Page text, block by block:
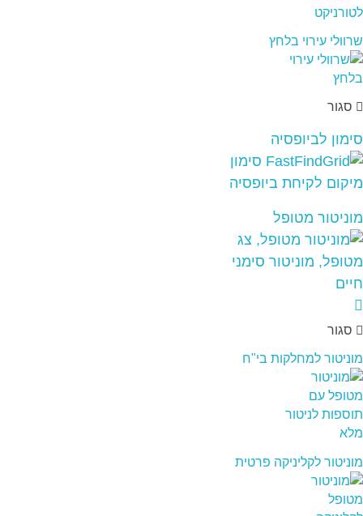
שרוולי עירוי בלחץ
סגור
סימון לביופסיה
מוניטור מטופל
סגור
מוניטור למחלקות בי"ח
מוניטור לקליניקה פרטית